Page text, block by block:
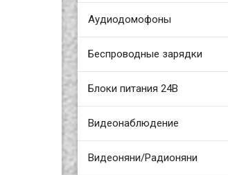
Аудиодомофоны
Беспроводные зарядки
Блоки питания 24В
Видеонаблюдение
Видеоняни/Радионяни